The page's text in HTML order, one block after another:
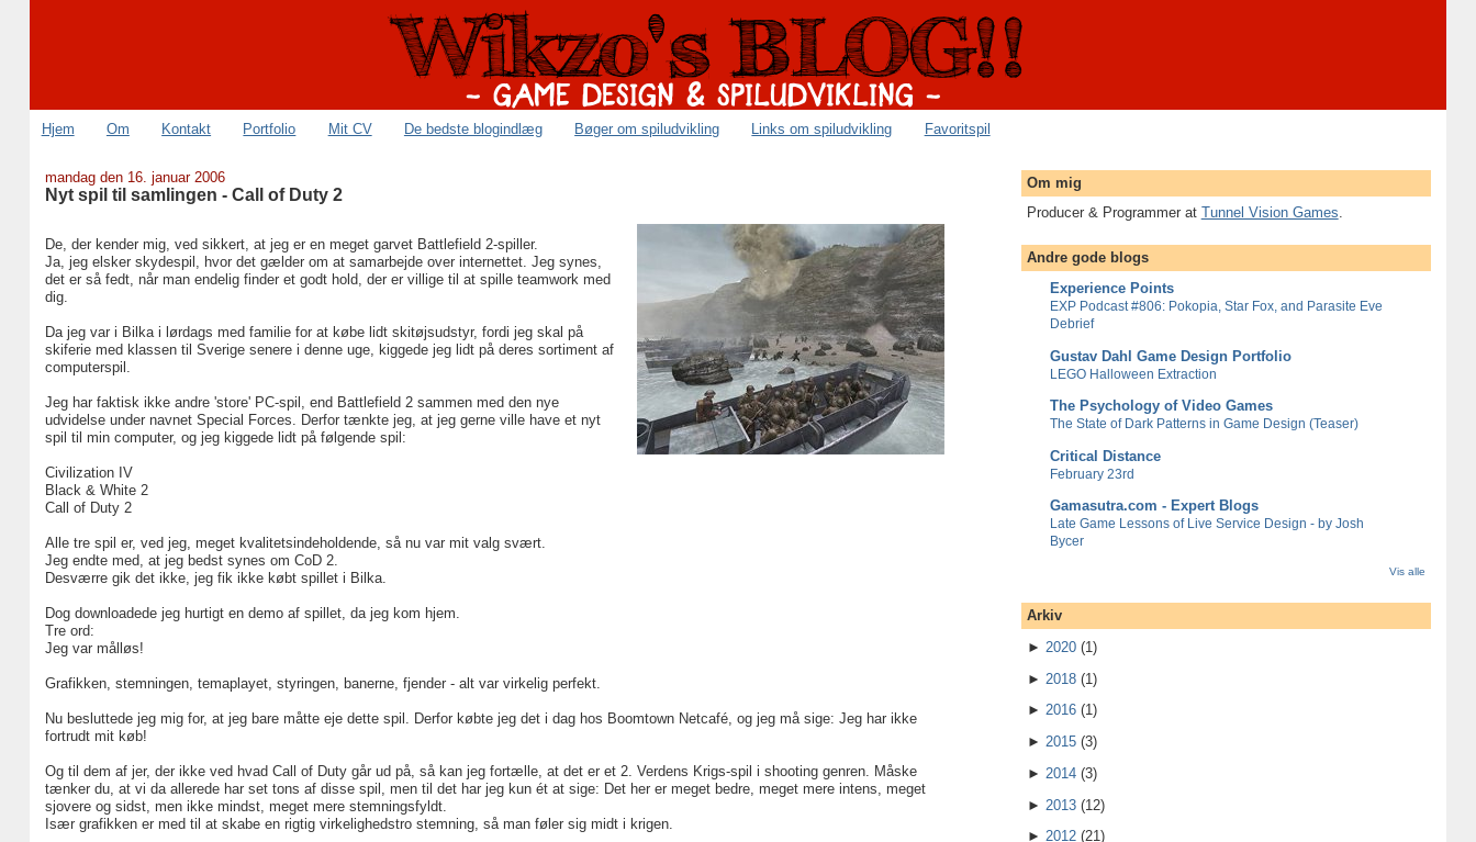
Hjem Om Kontakt Portfolio Mit CV De bedste blogindlæg Bøger om spiludvikling Links om spiludvikling Favoritspil
mandag den 16. januar 2006
Nyt spil til samlingen - Call of Duty 2
De, der kender mig, ved sikkert, at jeg er en meget garvet Battlefield 2-spiller.
Ja, jeg elsker skydespil, hvor det gælder om at samarbejde over internettet. Jeg synes,
det er så fedt, når man endelig finder et godt hold, der er villige til at spille teamwork med
dig.
Da jeg var i Bilka i lørdags med familie for at købe lidt skitøjsudstyr, fordi jeg skal på
skiferie med klassen til Sverige senere i denne uge, kiggede jeg lidt på deres sortiment af
computerspil.
Jeg har faktisk ikke andre 'store' PC-spil, end Battlefield 2 sammen med den nye
udvidelse under navnet Special Forces. Derfor tænkte jeg, at jeg gerne ville have et nyt
spil til min computer, og jeg kiggede lidt på følgende spil:
Civilization IV
Black & White 2
Call of Duty 2
Alle tre spil er, ved jeg, meget kvalitetsindeholdende, så nu var mit valg svært.
Jeg endte med, at jeg bedst synes om CoD 2.
Desværre gik det ikke, jeg fik ikke købt spillet i Bilka.
Dog downloadede jeg hurtigt en demo af spillet, da jeg kom hjem.
Tre ord:
Jeg var målløs!
Grafikken, stemningen, temaplayet, styringen, banerne, fjender - alt var virkelig perfekt.
Nu besluttede jeg mig for, at jeg bare måtte eje dette spil. Derfor købte jeg det i dag hos Boomtown Netcafé, og jeg må sige: Jeg har ikke
fortrudt mit køb!
Og til dem af jer, der ikke ved hvad Call of Duty går ud på, så kan jeg fortælle, at det er et 2. Verdens Krigs-spil i shooting genren. Måske
tænker du, at vi da allerede har set tons af disse spil, men til det har jeg kun ét at sige: Det her er meget bedre, meget mere intens, meget
sjovere og sidst, men ikke mindst, meget mere stemningsfyldt.
Især grafikken er med til at skabe en rigtig virkelighedstro stemning, så man føler sig midt i krigen.
Om mig
Producer & Programmer at Tunnel Vision Games
Andre gode blogs
Experience Points
EXP Podcast #806: Pokopia, Star Fox, and Parasite Eve
Debrief
Gustav Dahl Game Design Portfolio
LEGO Halloween Extraction
The Psychology of Video Games
The State of Dark Patterns in Game Design (Teaser)
Critical Distance
February 23rd
Gamasutra.com - Expert Blogs
Late Game Lessons of Live Service Design - by Josh
Bycer
Vis alle
Arkiv
► 2020 (1)
► 2018 (1)
► 2016 (1)
► 2015 (3)
► 2014 (3)
► 2013 (12)
► 2012 (21)